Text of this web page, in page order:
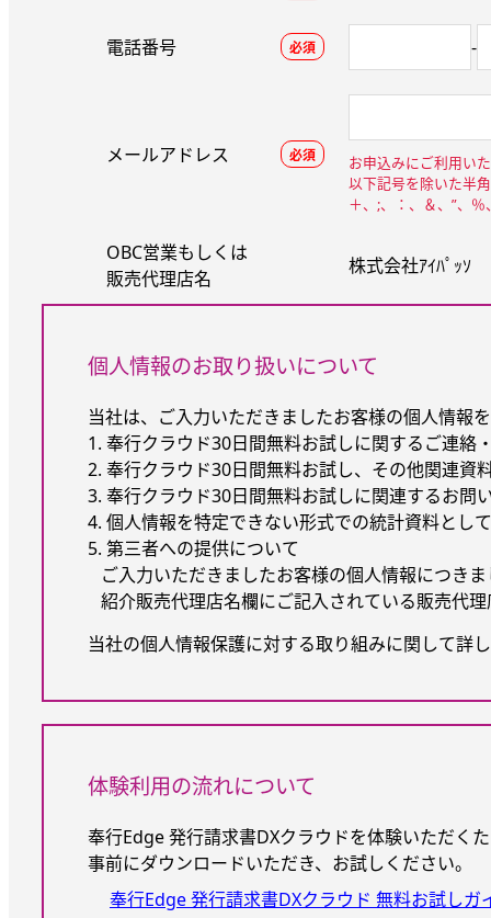
電話番号 必須 -
メールアドレス 必須
お申込みにご利用い
以下記号を除いた半
＋、;、：、＆、”、
OBC営業もしくは
販売代理店名
株式会社ｱｲﾊﾟｯｿ
個人情報のお取り扱いについて
当社は、ご入力いただきましたお客様の個人情報
1. 奉行クラウド30日間無料お試しに関するご連絡
2. 奉行クラウド30日間無料お試し、その他関連資
3. 奉行クラウド30日間無料お試しに関連するお問
4. 個人情報を特定できない形式での統計資料とし
5. 第三者への提供について
ご入力いただきましたお客様の個人情報につき
紹介販売代理店名欄にご記入されている販売代
当社の個人情報保護に対する取り組みに関して詳
体験利用の流れについて
奉行Edge 発行請求書DXクラウドを体験いただく
事前にダウンロードいただき、お試しください。
奉行Edge 発行請求書DXクラウド 無料お試しガ